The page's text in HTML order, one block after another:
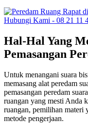
Hal-Hal Yang
Pemasangan
Untuk menangani suara
memasang alat peredam
pemasangan peredam
ruangan yang mesti Anda
ruangan, pemilihan materi
metode pengerjaan.